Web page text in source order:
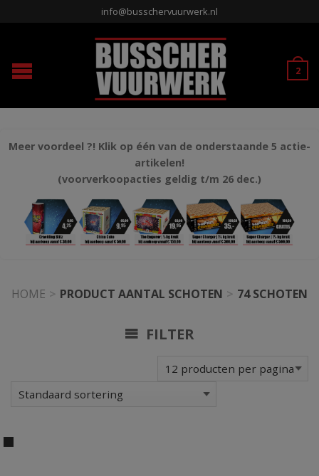
info@busschervuurwerk.nl
2
Meer voordeel ?! Klik op één van de onderstaande 5 actie-
artikelen!
(voorverkoopacties geldig t/m 26 dec.)
HOME > PRODUCT AANTAL SCHOTEN > 74 SCHOTEN
FILTER